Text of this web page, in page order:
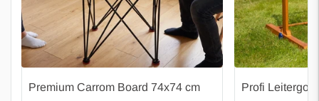
Premium Carrom Board 74x74 cm Profi Leitergolf